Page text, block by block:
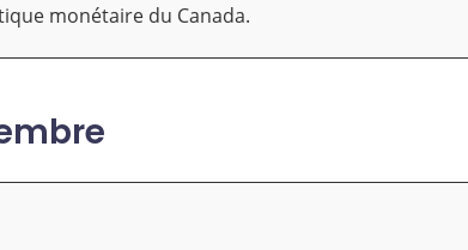
monétaire du Canada.